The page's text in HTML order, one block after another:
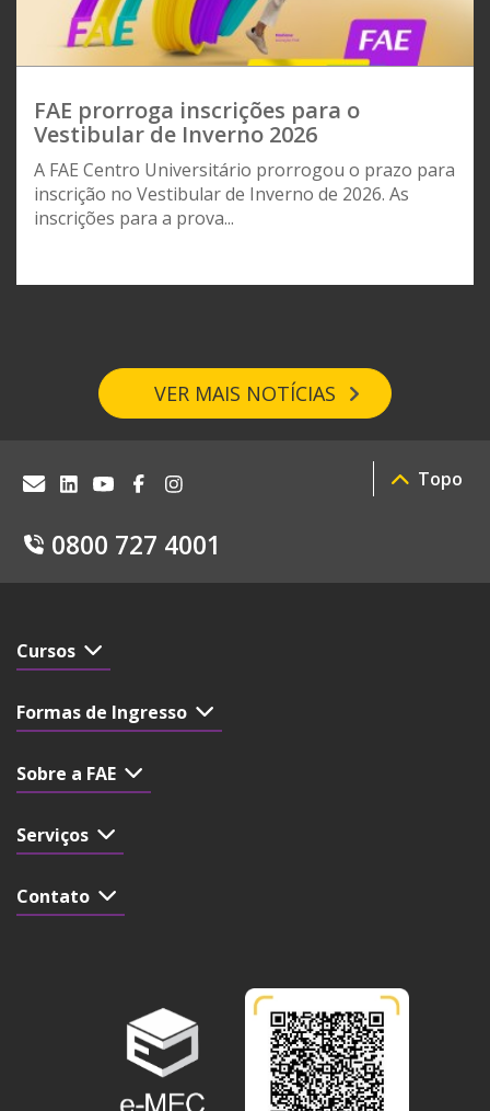
FAE prorroga inscrições para o
Vestibular de Inverno 2026
A FAE Centro Universitário prorrogou o prazo para
inscrição no Vestibular de Inverno de 2026. As
inscrições para a prova...
VER MAIS NOTÍCIAS
0800 727 4001
Topo
Cursos
Formas de Ingresso
Sobre a FAE
Serviços
Contato